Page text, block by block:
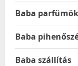
Baba parfümök
Baba
Baba szállítás